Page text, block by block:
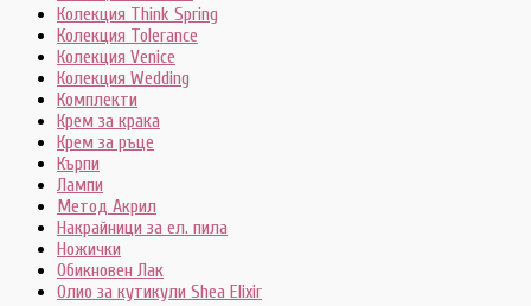
Колекция Think Spring
Колекция Tolerance
Колекция Venice
Колекция Wedding
Комплекти
Крем за крака
Крем за ръце
Кърпи
Лампи
Метод Акрил
Накрайници за ел. пила
Ножички
Обикновен Лак
Олио за кутикули Shea Elixir